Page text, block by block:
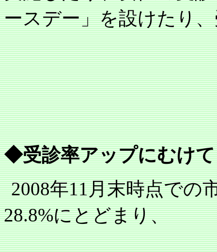
ースデー」を設けたり
◆受診率アップにむけて
2008年11月末時点での
28.8%にとどまり、